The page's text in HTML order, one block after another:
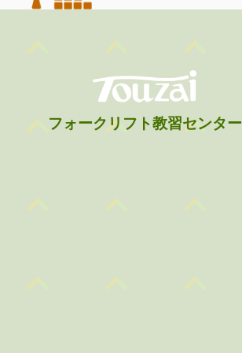
フォークリフト教習センター